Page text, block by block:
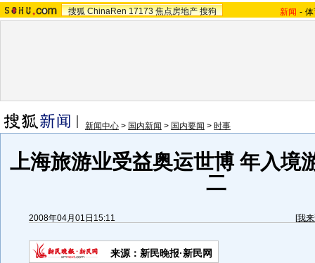
搜狐 ChinaRen 17173 焦点房地产 搜狗 新闻 -
新闻中心 > 国内新闻 > 国内要闻 > 时事
上海旅游业受益奥运世博 年入境
二
2008年04月01日15:11 [我
来源：新民晚报·新民网